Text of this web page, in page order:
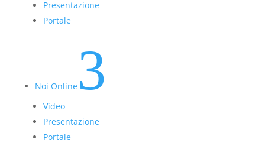
Presentazione
Portale
Noi Online3
Video
Presentazione
Portale